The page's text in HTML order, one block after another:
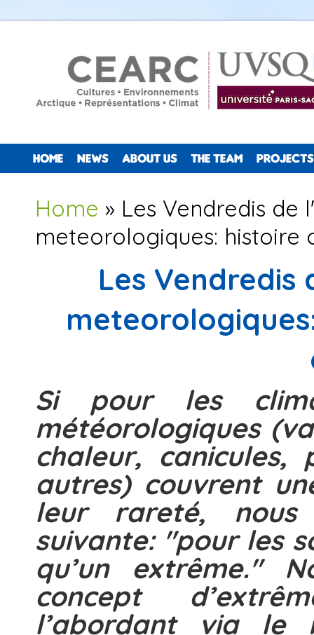
HOME NEWS ABOUT US THE TEAM PROJECTS
You are here
Home » Les Vendredis de
meteorologiques: histoire
Les Vendredis
Si pour les
météorologiques
chaleur, canicules,
autres) couvrent
leur rareté,
suivante: "pour les
qu’un extrême."
concept
l’abordant via le